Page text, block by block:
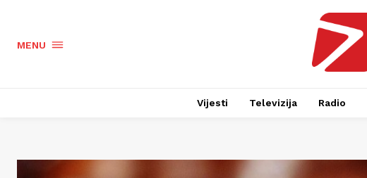
MENU
Vijesti Televizija Radio